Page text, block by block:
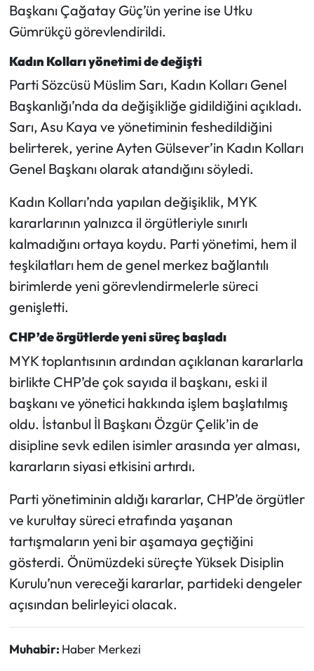
Başkanı Çağatay Güç’ün yerine ise Utku
Gümrükçü görevlendirildi.
Kadın Kolları yönetimi de değişti
Parti Sözcüsü Müslim Sarı, Kadın Kolları Genel
Başkanlığı’nda da değişikliğe gidildiğini açıkladı.
Sarı, Asu Kaya ve yönetiminin feshedildiğini
belirterek, yerine Ayten Gülsever’in Kadın Kolları
Genel Başkanı olarak atandığını söyledi.
Kadın Kolları’nda yapılan değişiklik, MYK
kararlarının yalnızca il örgütleriyle sınırlı
kalmadığını ortaya koydu. Parti yönetimi, hem il
teşkilatları hem de genel merkez bağlantılı
birimlerde yeni görevlendirmelerle süreci
genişletti.
CHP’de örgütlerde yeni süreç başladı
MYK toplantısının ardından açıklanan kararlarla
birlikte CHP’de çok sayıda il başkanı, eski il
başkanı ve yönetici hakkında işlem başlatılmış
oldu. İstanbul İl Başkanı Özgür Çelik’in de
disipline sevk edilen isimler arasında yer alması,
kararların siyasi etkisini artırdı.
Parti yönetiminin aldığı kararlar, CHP’de örgütler
ve kurultay süreci etrafında yaşanan
tartışmaların yeni bir aşamaya geçtiğini
gösterdi. Önümüzdeki süreçte Yüksek Disiplin
Kurulu’nun vereceği kararlar, partideki dengeler
açısından belirleyici olacak.
Muhabir: Haber Merkezi